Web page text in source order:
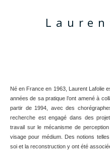
Né en France en 1963, Laurent Lafolie
années de sa pratique l’ont amené à
partir de 1994, avec des
recherche est engagé dans des
travail sur le mécanisme de
visage pour médium. Des notions telles
soi et la reconstruction y ont été